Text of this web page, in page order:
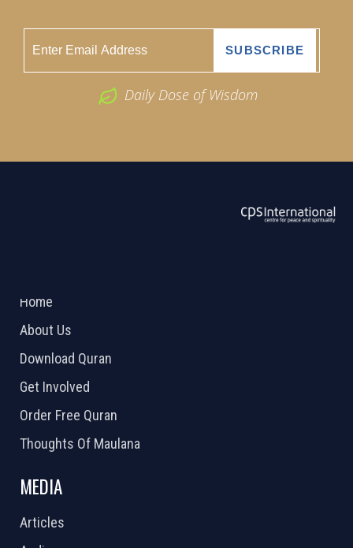
Daily Dose of Wisdom
Home
About Us
Download Quran
Get Involved
Order Free Quran
Thoughts Of Maulana
MEDIA
Articles